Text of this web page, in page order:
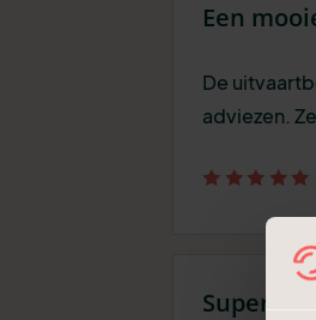
Een
De
adviezen.
Super